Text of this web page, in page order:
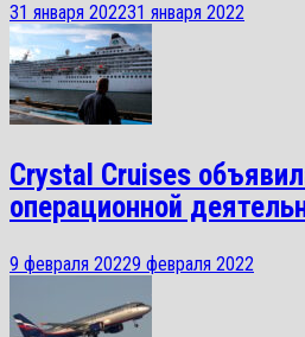
31 января 202231 января 2022
Crystal Cruises
операционной
9 февраля 20229 февраля 2022